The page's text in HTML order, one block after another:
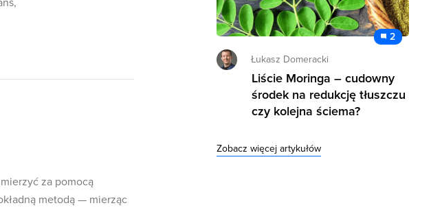
za pomocą
metodą — mierząc
2
Łukasz Domeracki
Liście Moringa – cudowny
środek na redukcję tłuszczu
czy kolejna ściema?
Zobacz więcej artykułów